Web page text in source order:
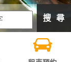
搜 尋